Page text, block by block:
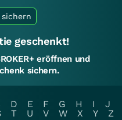
geschenkt!
eröffnen und
sichern.
D E F G H I
J
T U V W X Y
Z